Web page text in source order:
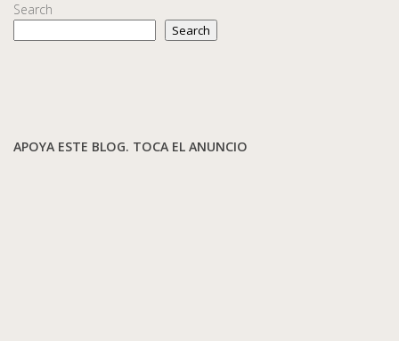
Search
Search
APOYA ESTE BLOG. TOCA EL ANUNCIO